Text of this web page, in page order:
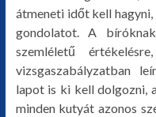
átmeneti időt kell
gondolatot. A
szemléletű
vizsgaszabályzatban
lapot is ki kell dolgozni,
minden kutyát azonos